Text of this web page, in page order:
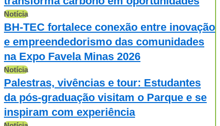
Notícia
BH-TEC fortalece conexão entre inovação
e empreendedorismo das comunidades
na Expo Favela Minas 2026
Notícia
Palestras, vivências e tour: Estudantes
da pós-graduação visitam o Parque e se
inspiram com experiência